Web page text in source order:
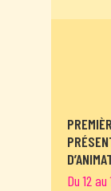
Du 12